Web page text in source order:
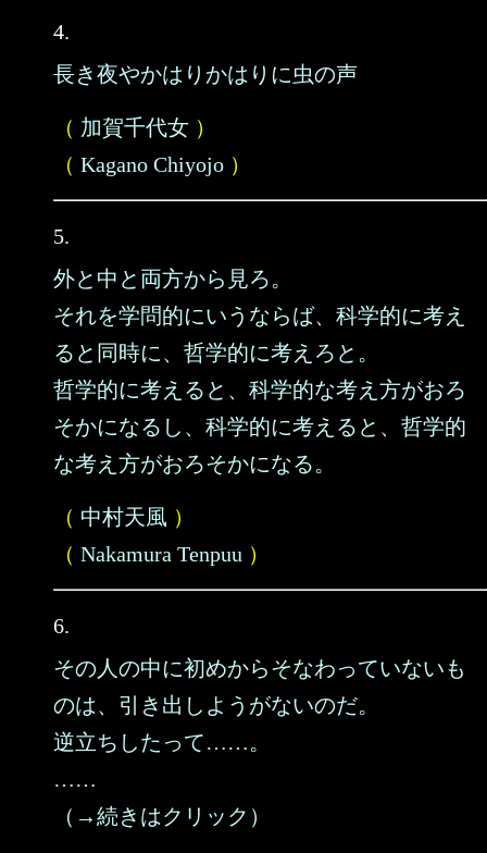
4.
長き夜やかはりかはりに虫の声
（ 加賀千代女 ）
（ Kagano Chiyojo ）
5.
外と中と両方から見ろ。
それを学問的にいうならば、科学的に考え
ると同時に、哲学的に考えろと。
哲学的に考えると、科学的な考え方がおろ
そかになるし、科学的に考えると、哲学的
な考え方がおろそかになる。
（ 中村天風 ）
（ Nakamura Tenpuu ）
6.
その人の中に初めからそなわっていないも
のは、引き出しようがないのだ。
逆立ちしたって……。
……
（→続きはクリック）